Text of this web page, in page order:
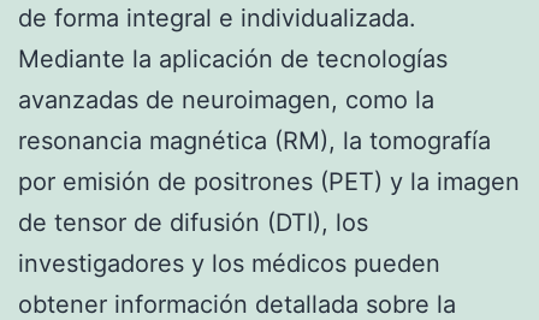
de forma integral e individualizada.
Mediante la aplicación de tecnologías
avanzadas de neuroimagen, como la
resonancia magnética (RM), la tomografía
por emisión de positrones (PET) y la imagen
de tensor de difusión (DTI), los
investigadores y los médicos pueden
obtener información detallada sobre la